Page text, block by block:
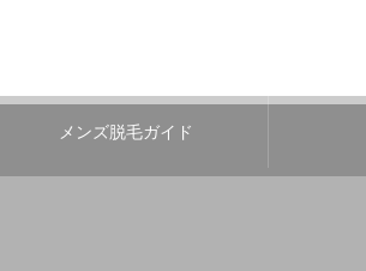
メンズ脱毛ガイド